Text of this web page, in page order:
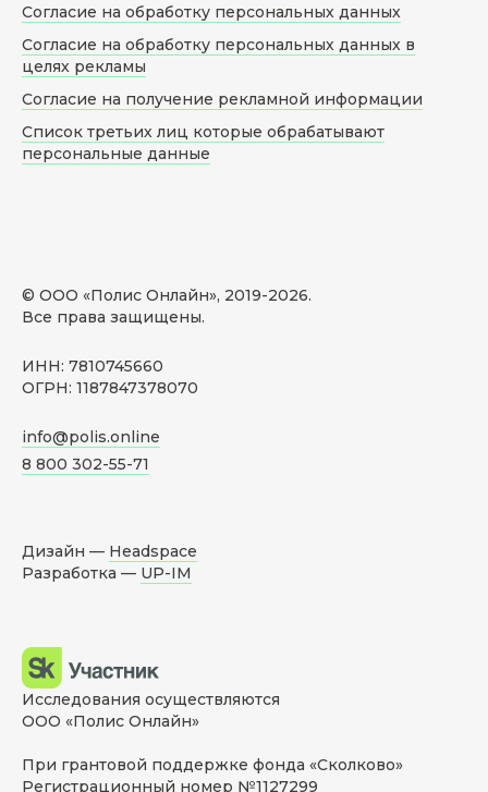
© ООО «Полис Онлайн», 2019-2026.
Все права защищены.
ИНН: 7810745660
ОГРН: 1187847378070
info@polis.online
8 800 302-55-71
Согласие на обработку персональных данных
Согласие на обработку персональных данных в
целях рекламы
Согласие на получение рекламной информации
Список третьих лиц которые обрабатывают
персональные данные
Дизайн — Headspace
Разработка — UP-IM
Исследования осуществляются
ООО «Полис Онлайн»
При грантовой поддержке фонда «Сколково»
Регистрационный номер №1127299